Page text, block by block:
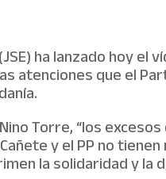
ha lanzado hoy
atenciones que el
Torre, “los
y el PP no
la solidaridad y la